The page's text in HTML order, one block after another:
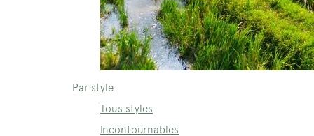
Par style
Tous styles
Incontournables